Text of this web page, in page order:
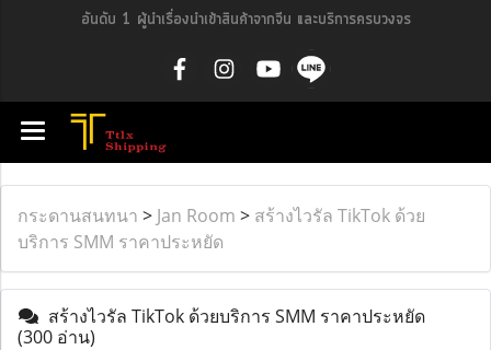
อันดับ 1 ผู้นำเรื่องนำเข้าสินค้าจากจีน และบริการครบวงจร
กระดานสนทนา > Jan Room > สร้างไวรัล TikTok ด้วย
บริการ SMM ราคาประหยัด
สร้างไวรัล TikTok ด้วยบริการ SMM ราคาประหยัด
(300 อ่าน)